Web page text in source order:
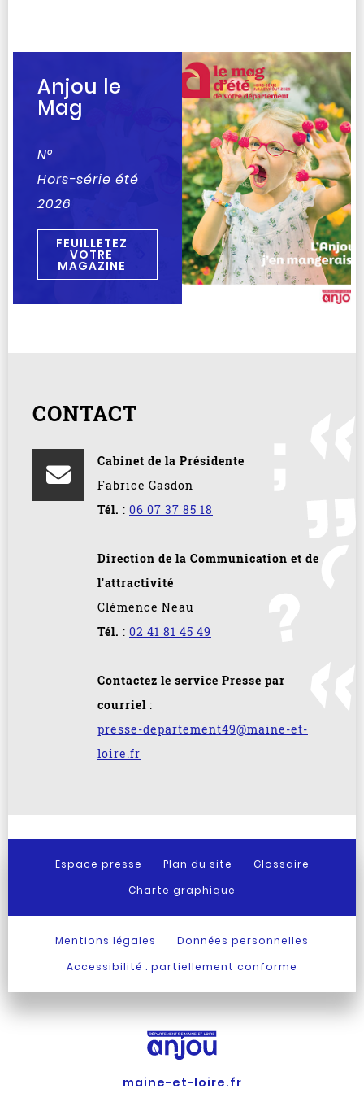
Anjou le
Mag
N°
Hors-série été
2026
FEUILLETEZ
VOTRE
MAGAZINE
CONTACT
Cabinet de la Présidente
Fabrice Gasdon
Tél. : 06 07 37 85 18
Direction de la Communication et de
l'attractivité
Clémence Neau
Tél. : 02 41 81 45 49
Contactez le service Presse par
courriel :
presse-departement49@maine-et-
loire.fr
Espace presse Plan du site
Glossaire
Charte graphique
Mentions légales
Données personnelles
Accessibilité : partiellement conforme
maine-et-loire.fr